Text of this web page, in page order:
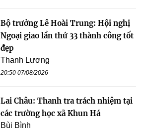
Bộ trưởng Lê Hoài Trung: Hội nghị
Ngoại giao lần thứ 33 thành công tốt
đẹp
Thanh Lương
20:50 07/08/2026
Lai Châu: Thanh tra trách nhiệm tại
các trường học xã Khun Há
Bùi Bình